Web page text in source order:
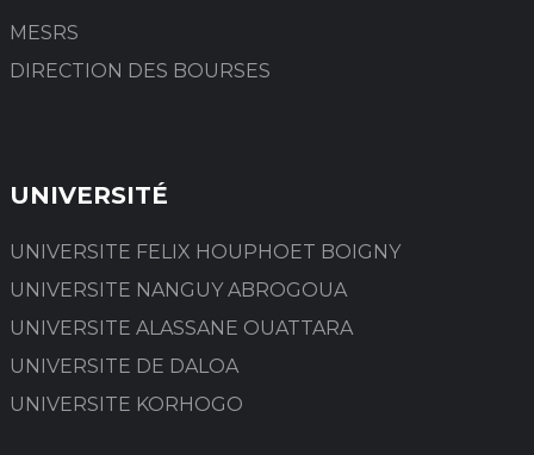
MESRS
DIRECTION DES BOURSES
UNIVERSITÉ
UNIVERSITE FELIX HOUPHOET BOIGNY
UNIVERSITE NANGUY ABROGOUA
UNIVERSITE ALASSANE OUATTARA
UNIVERSITE DE DALOA
UNIVERSITE KORHOGO